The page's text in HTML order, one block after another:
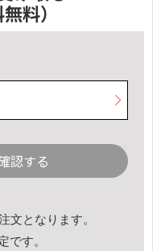
料）
認する
文となります。
です。